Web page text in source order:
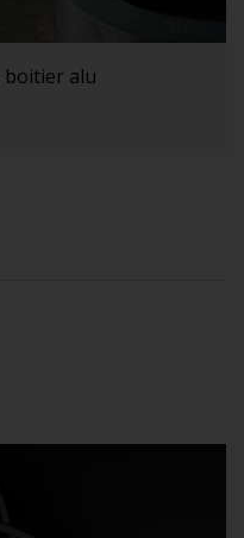
boitier alu